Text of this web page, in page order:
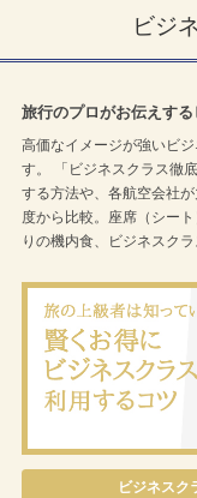
ビジ
旅行のプロがお伝えす
高価なイメージが強いビ
す。 「ビジネスクラス徹
する方法や、各航空会社
度から比較。座席（シー
りの機内食、ビジネスク
ビジネスク